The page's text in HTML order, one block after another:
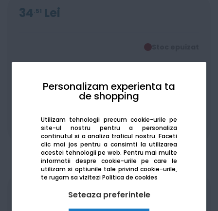
Personalizam experienta ta
de shopping
Utilizam tehnologii precum cookie-urile pe
site-ul nostru pentru a personaliza
continutul si a analiza traficul nostru. Faceti
clic mai jos pentru a consimti la utilizarea
acestei tehnologii pe web. Pentru mai multe
informatii despre cookie-urile pe care le
utilizam si optiunile tale privind cookie-urile,
te rugam sa viziteziPolitica de cookies
Seteaza preferintele
34 51 Lei
Alertă stoc
Adaugă la favorite Compară
Produsele sunt disponibile pe platforma de